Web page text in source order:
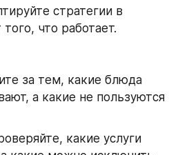
стратегии в
что работает.
за тем, какие блюда
а какие не пользуются
какие услуги